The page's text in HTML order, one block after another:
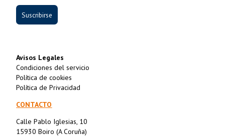
Suscribirse
Avisos Legales
Condiciones del servicio
Política de cookies
Política de Privacidad
CONTACTO
Calle Pablo Iglesias, 10
15930 Boiro (A Coruña)